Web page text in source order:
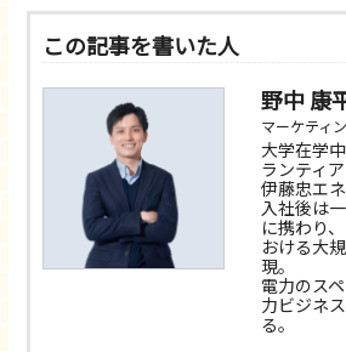
この記事を書いた人
野中 康
マーケティ
大学在学
ランティ
伊藤忠エ
入社後は
に携わり
おける大
現。
電力のス
力ビジネ
る。